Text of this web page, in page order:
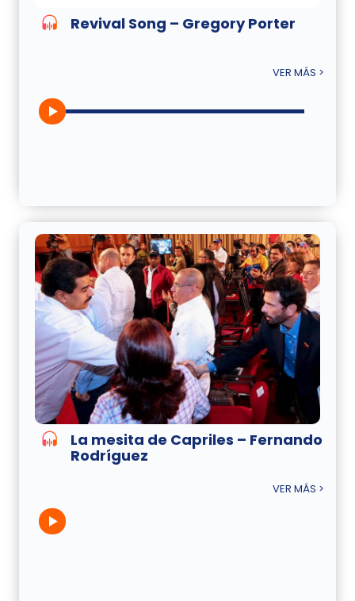
Revival Song – Gregory Porter
VER MÁS >
La mesita de Capriles – Fernando
Rodríguez
VER MÁS >